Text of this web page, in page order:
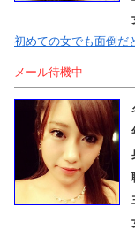
初めての女でも面倒だ
メール待機中